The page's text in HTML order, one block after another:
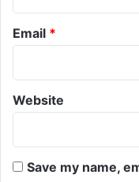
Email *
Website
Save my name,